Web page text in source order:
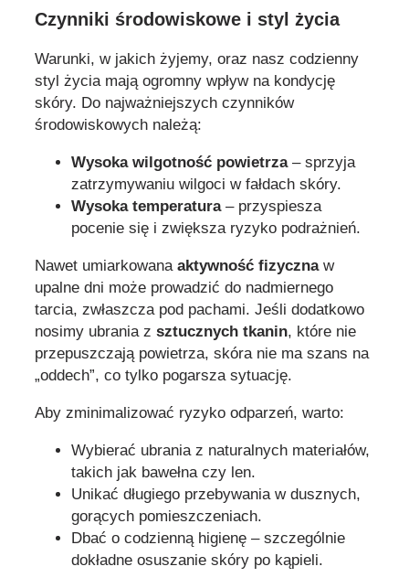
Czynniki środowiskowe i styl życia
Warunki, w jakich żyjemy, oraz nasz codzienny
styl życia mają ogromny wpływ na kondycję
skóry. Do najważniejszych czynników
środowiskowych należą:
Wysoka wilgotność powietrza– sprzyja
zatrzymywaniu wilgoci w fałdach skóry.
Wysoka temperatura– przyspiesza
pocenie się i zwiększa ryzyko podrażnień.
Nawet umiarkowana aktywność fizycznaw
upalne dni może prowadzić do nadmiernego
tarcia, zwłaszcza pod pachami. Jeśli dodatkowo
nosimy ubrania z sztucznych tkanin, które nie
przepuszczają powietrza, skóra nie ma szans na
„oddech”, co tylko pogarsza sytuację.
Aby zminimalizować ryzyko odparzeń, warto:
Wybierać ubrania z naturalnych materiałów,
takich jak bawełna czy len.
Unikać długiego przebywania w dusznych,
gorących pomieszczeniach.
Dbać o codzienną higienę – szczególnie
dokładne osuszanie skóry po kąpieli.